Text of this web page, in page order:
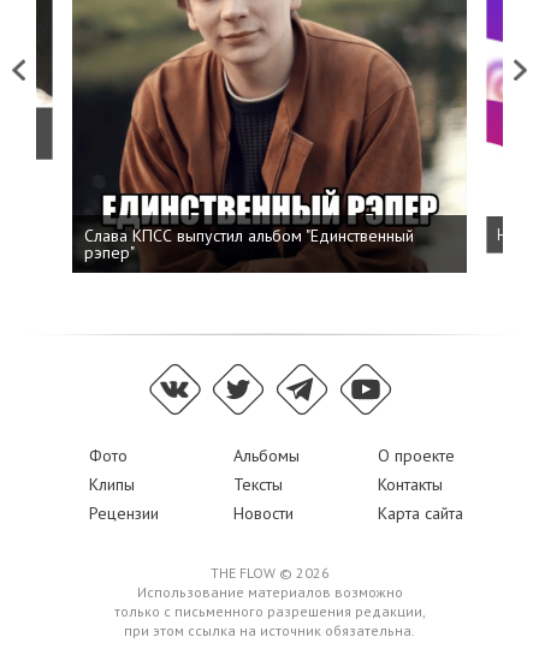
Previous
Слава КПСС выпустил альбом "Единственный
рэпер"
Next
Фото Альбомы
О проекте
Клипы
Тексты
Контакты
Рецензии
Новости Карта сайта
THE FLOW © 2026
Использование материалов возможно
только с письменного разрешения редакции,
при этом ссылка на источник обязательна.